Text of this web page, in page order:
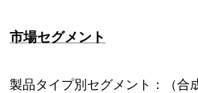
市場セグメント
製品タイプ別セグメント：（合